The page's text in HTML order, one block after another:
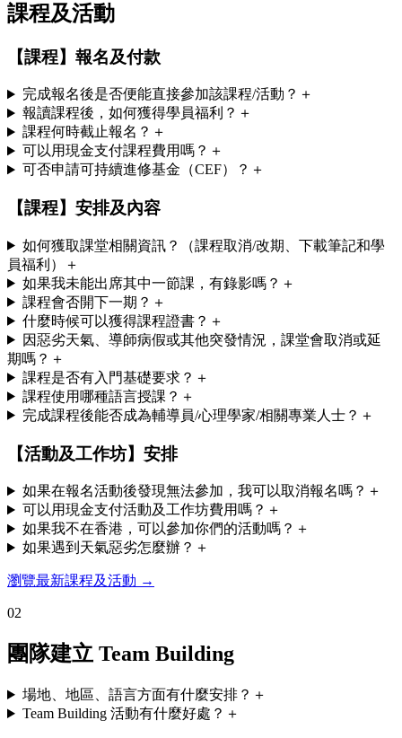
課程及活動
【課程】報名及付款
完成報名後是否便能直接參加該課程/活動？ ＋
報讀課程後，如何獲得學員福利？ ＋
課程何時截止報名？ ＋
可以用現金支付課程費用嗎？ ＋
可否申請可持續進修基金（CEF）？ ＋
【課程】安排及內容
如何獲取課堂相關資訊？（課程取消/改期、下載筆記和學
員福利）
＋
如果我未能出席其中一節課，有錄影嗎？ ＋
課程會否開下一期？ ＋
什麼時候可以獲得課程證書？ ＋
因惡劣天氣、導師病假或其他突發情況，課堂會取消或延
期嗎？ ＋
課程是否有入門基礎要求？ ＋
課程使用哪種語言授課？ ＋
完成課程後能否成為輔導員/心理學家/相關專業人士？ ＋
【活動及工作坊】安排
如果在報名活動後發現無法參加，我可以取消報名嗎？ ＋
可以用現金支付活動及工作坊費用嗎？ ＋
如果我不在香港，可以參加你們的活動嗎？ ＋
如果遇到天氣惡劣怎麼辦？ ＋
瀏覽最新課程及活動 →
02
團隊建立 Team Building
場地、地區、語言方面有什麼安排？ ＋
Team Building 活動有什麼好處？ ＋